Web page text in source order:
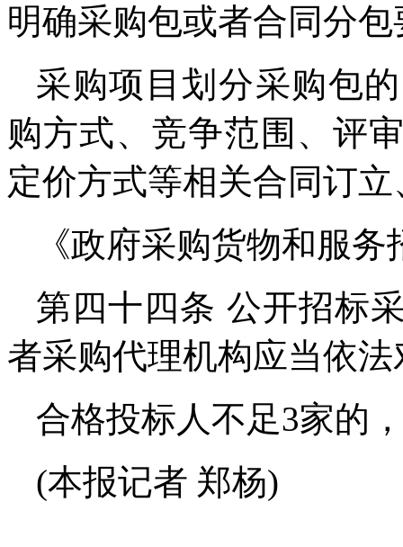
明确采购包或者合同分包
采购项目划分采购包
购方式、竞争范围、评
定价方式等相关合同订
《政府采购货物和服
第四十四条 公开招标
者采购代理机构应当依
合格投标人不足3家的
(本报记者 郑杨)